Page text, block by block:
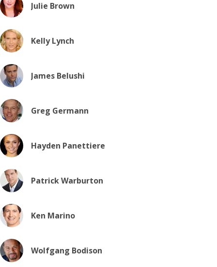
Julie Brown
Kelly Lynch
James Belushi
Greg Germann
Hayden Panettiere
Patrick Warburton
Ken Marino
Wolfgang Bodison